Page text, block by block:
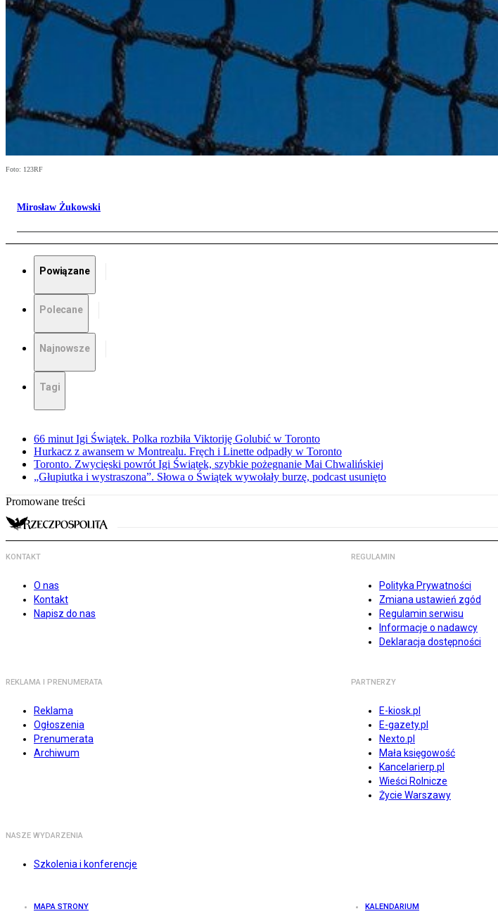
Foto: 123RF
Mirosław Żukowski
Powiązane
Polecane
Najnowsze
Tagi
66 minut Igi Świątek. Polka rozbiła Viktoriję Golubić w Toronto
Hurkacz z awansem w Montrealu. Fręch i Linette odpadły w Toronto
Toronto. Zwycięski powrót Igi Świątek, szybkie pożegnanie Mai Chwalińskiej
„Głupiutka i wystraszona”. Słowa o Świątek wywołały burzę, podcast usunięto
Promowane treści
KONTAKT
O nas
Kontakt
Napisz do nas
REGULAMIN
Polityka Prywatności
Zmiana ustawień zgód
Regulamin serwisu
Informacje o nadawcy
Deklaracja dostępności
REKLAMA I PRENUMERATA
Reklama
Ogłoszenia
Prenumerata
Archiwum
PARTNERZY
E-kiosk.pl
E-gazety.pl
Nexto.pl
Mała księgowość
Kancelarierp.pl
Wieści Rolnicze
Życie Warszawy
NASZE WYDARZENIA
Szkolenia i konferencje
MAPA STRONY KALENDARIUM